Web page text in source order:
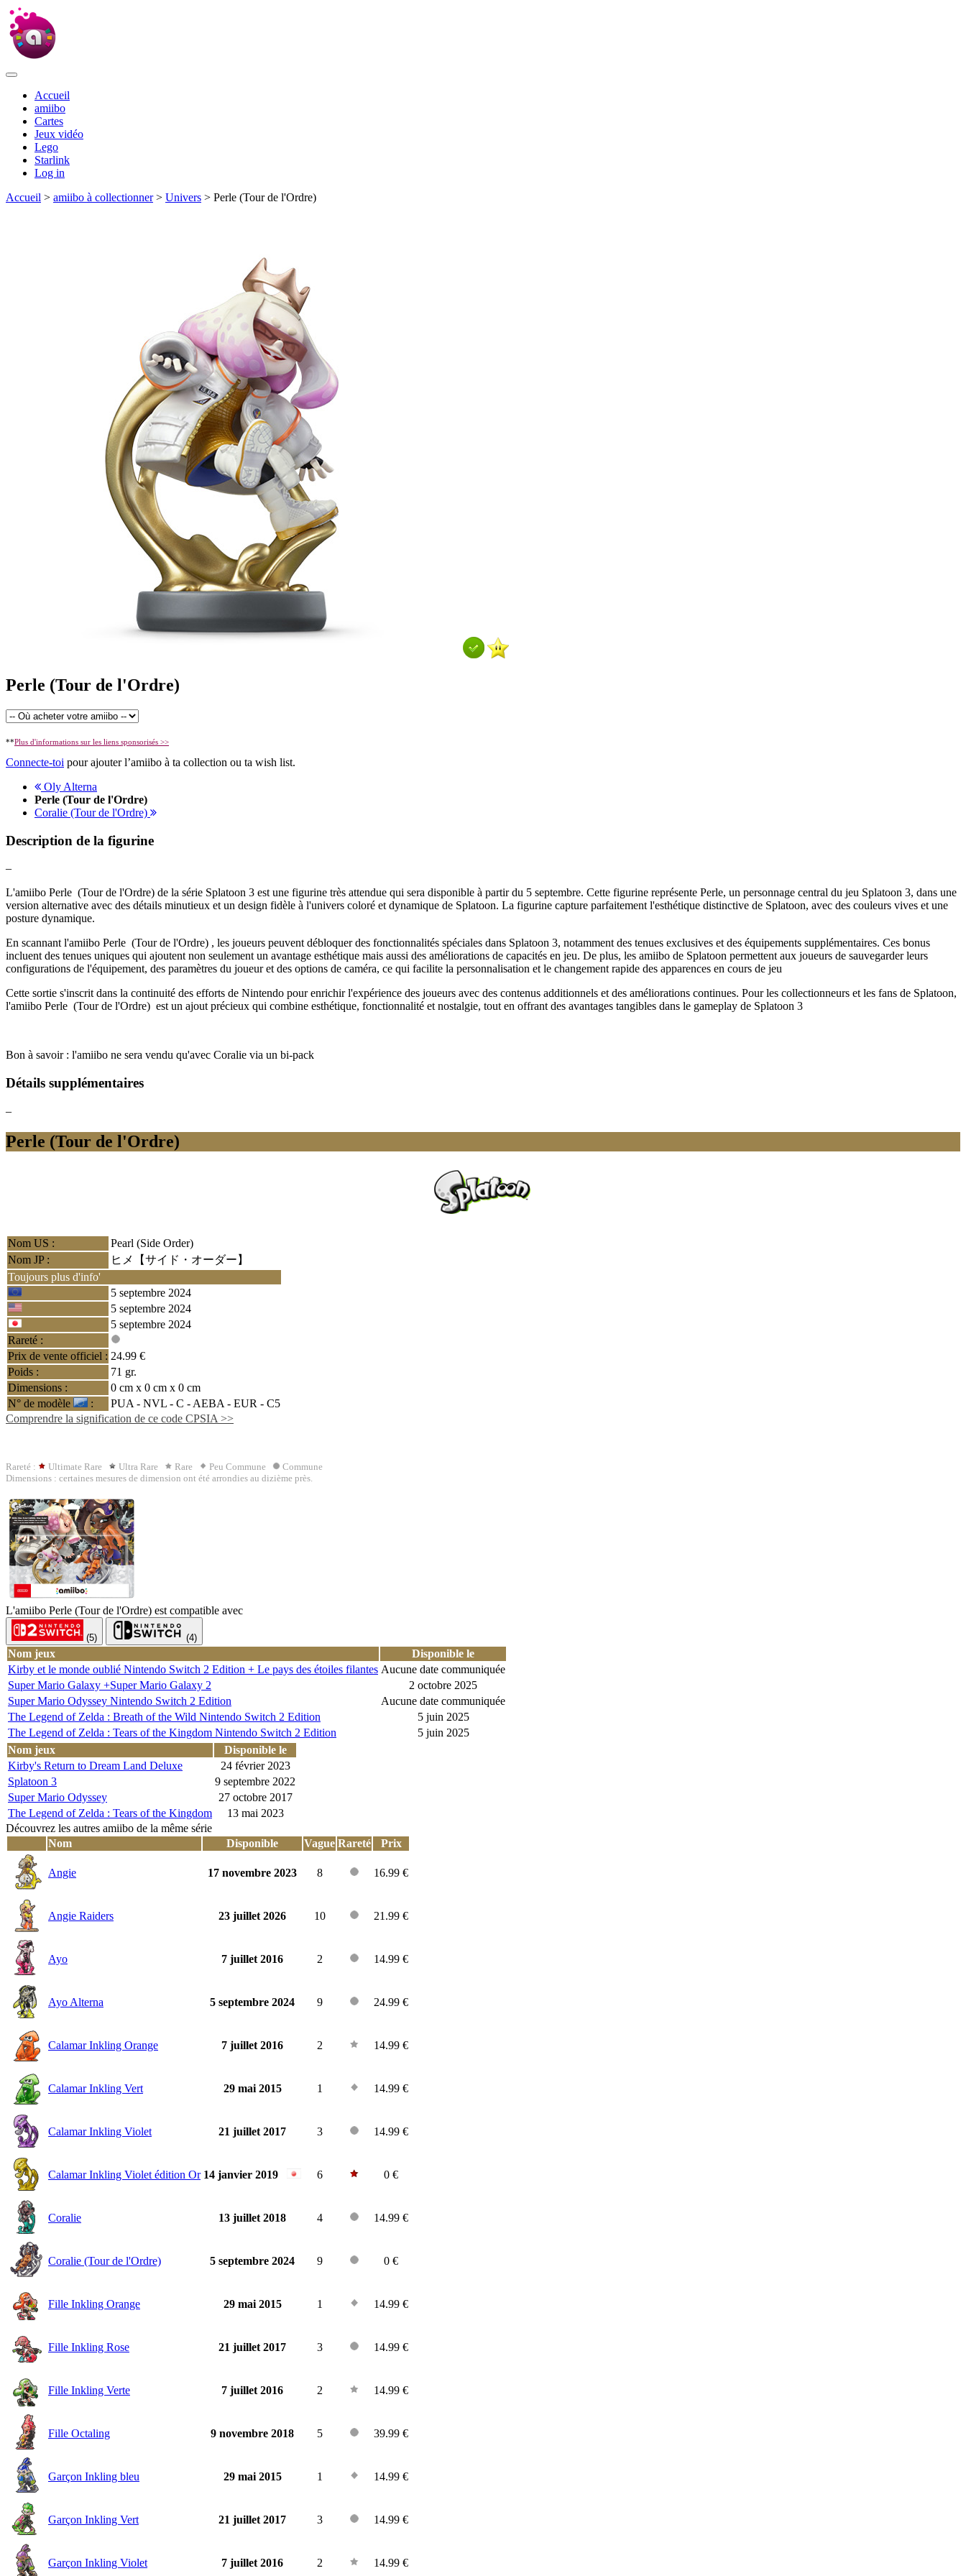
Accueil
amiibo
Cartes
Jeux vidéo
Lego
Starlink
Log in
Accueil > amiibo à collectionner> Univers > Perle (Tour de l'Ordre)
Perle (Tour de l'Ordre)
**Plus d'informations sur les liens sponsorisés >>
Connecte-toi pour ajouter l’amiibo à ta collection ou ta wish list.
Oly Alterna
Perle (Tour de l'Ordre)
Coralie (Tour de l'Ordre)
Description de la figurine
–
L'amiibo Perle (Tour de l'Ordre) de la série Splatoon 3 est une figurine très attendue qui sera disponible à partir du 5 septembre. Cette figurine représente Perle, un personnage central du jeu Splatoon 3, dans une
version alternative avec des détails minutieux et un design fidèle à l'univers coloré et dynamique de Splatoon. La figurine capture parfaitement l'esthétique distinctive de Splatoon, avec des couleurs vives et une
posture dynamique.
En scannant l'amiibo Perle (Tour de l'Ordre) , les joueurs peuvent débloquer des fonctionnalités spéciales dans Splatoon 3, notamment des tenues exclusives et des équipements supplémentaires. Ces bonus
incluent des tenues uniques qui ajoutent non seulement un avantage esthétique mais aussi des améliorations de capacités en jeu. De plus, les amiibo de Splatoon permettent aux joueurs de sauvegarder leurs
configurations de l'équipement, des paramètres du joueur et des options de caméra, ce qui facilite la personnalisation et le changement rapide des apparences en cours de jeu​
Cette sortie s'inscrit dans la continuité des efforts de Nintendo pour enrichir l'expérience des joueurs avec des contenus additionnels et des améliorations continues. Pour les collectionneurs et les fans de Splatoon,
l'amiibo Perle (Tour de l'Ordre) est un ajout précieux qui combine esthétique, fonctionnalité et nostalgie, tout en offrant des avantages tangibles dans le gameplay de Splatoon 3
Bon à savoir : l'amiibo ne sera vendu qu'avec Coralie via un bi-pack
Détails supplémentaires
–
Perle (Tour de l'Ordre)
Nom US :
Pearl (Side Order)
Nom JP :
ヒメ【サイド・オーダー】
Toujours plus d'info'
5 septembre 2024
5 septembre 2024
5 septembre 2024
Rareté :
Prix de vente officiel : 24.99 €
Poids :
71 gr.
Dimensions :
0 cm x 0 cm x 0 cm
N° de modèle
: PUA - NVL - C - AEBA - EUR - C5
Comprendre la signification de ce code CPSIA >>
Rareté : Ultimate Rare Ultra Rare Rare Peu Commune
Commune
Dimensions : certaines mesures de dimension ont été arrondies au dizième près.
L'amiibo Perle (Tour de l'Ordre) est compatible avec
(5) (4)
Nom jeux
Disponible le
Kirby et le monde oublié Nintendo Switch 2 Edition + Le pays des étoiles filantes Aucune date communiquée
Super Mario Galaxy +Super Mario Galaxy 2
2 octobre 2025
Super Mario Odyssey Nintendo Switch 2 Edition
Aucune date communiquée
The Legend of Zelda : Breath of the Wild Nintendo Switch 2 Edition
5 juin 2025
The Legend of Zelda : Tears of the Kingdom Nintendo Switch 2 Edition
5 juin 2025
Nom jeux
Disponible le
Kirby's Return to Dream Land Deluxe
24 février 2023
Splatoon 3
9 septembre 2022
Super Mario Odyssey
27 octobre 2017
The Legend of Zelda : Tears of the Kingdom
13 mai 2023
Découvrez les autres amiibo de la même série
Nom
Disponible Vague Rareté Prix
Angie 17 novembre 2023 8 16.99 €
Angie Raiders 23 juillet 2026 10 21.99 €
Ayo 7 juillet 2016 2 14.99 €
Ayo Alterna 5 septembre 2024 9 24.99 €
Calamar Inkling Orange 7 juillet 2016 2 14.99 €
Calamar Inkling Vert 29 mai 2015 1 14.99 €
Calamar Inkling Violet 21 juillet 2017 3 14.99 €
Calamar Inkling Violet édition Or 14 janvier 2019 6 0 €
Coralie 13 juillet 2018 4 14.99 €
Coralie (Tour de l'Ordre) 5 septembre 2024 9 0 €
Fille Inkling Orange 29 mai 2015 1 14.99 €
Fille Inkling Rose 21 juillet 2017 3 14.99 €
Fille Inkling Verte 7 juillet 2016 2 14.99 €
Fille Octaling 9 novembre 2018 5 39.99 €
Garçon Inkling bleu 29 mai 2015 1 14.99 €
Garçon Inkling Vert 21 juillet 2017 3 14.99 €
Garçon Inkling Violet 7 juillet 2016 2 14.99 €